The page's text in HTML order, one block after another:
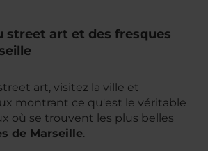
street art et des fresques
art, visitez la ville et
montrant ce qu'est le véritable
où se trouvent les plus belles
de Marseille.